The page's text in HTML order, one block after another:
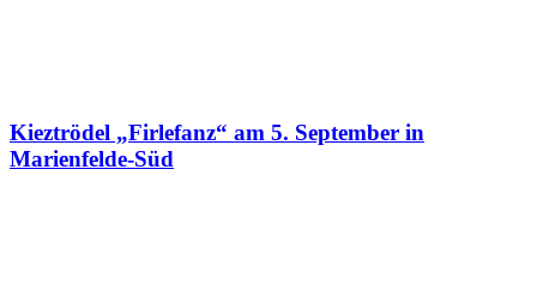
Kieztrödel „Firlefanz“ am 5. September in
Marienfelde-Süd